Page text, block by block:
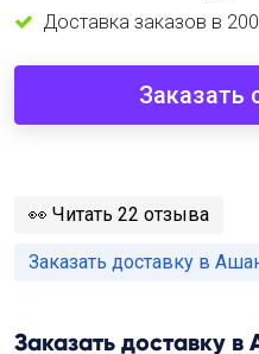
Доставка заказов в
Заказать
️👀 Читать 22 отзыва
Заказать доставку в
Заказать доставку